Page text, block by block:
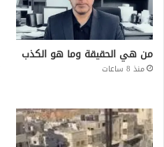
من هي الحقيقة وما هو الكذب
منذ 8 ساعات